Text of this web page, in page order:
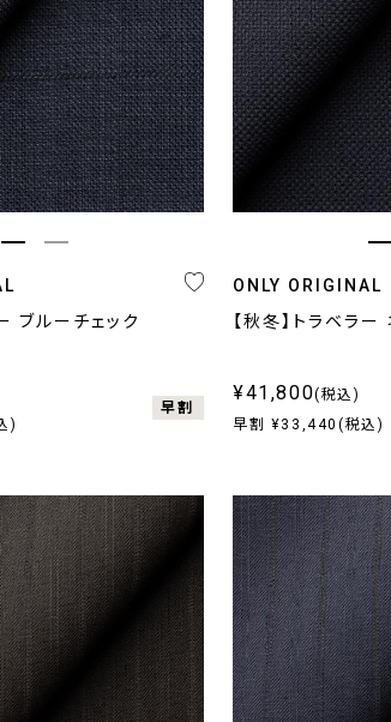
〜
ブルーチェック
)
早割
ONLY ORIGINAL
【秋冬】トラベラ
¥41,800(税込)
早割 ¥33,440(税込)